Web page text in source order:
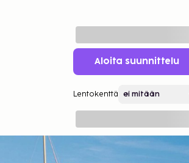
Aloita suunnittelu
Lentokenttä